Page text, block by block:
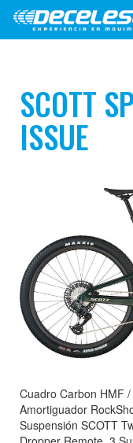
SCOTT
ISSUE
Cuadro Carbon HMF
Amortiguador
Suspensión SCOTT